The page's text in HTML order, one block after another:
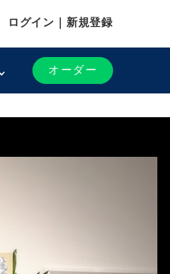
ログイン｜新規登録
オーダー